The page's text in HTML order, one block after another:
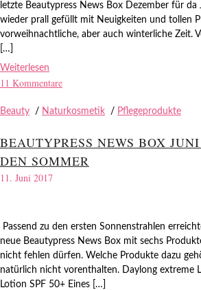
letzte Beautypress News Box Dezember für da
wieder prall gefüllt mit Neuigkeiten und tollen
vorweihnachtliche, aber auch winterliche Zeit.
[…]
Weiterlesen
11 Kommentare
Beauty / Naturkosmetik / Pflegeprodukte
BEAUTYPRESS NEWS BOX
DEN SOMMER
11. Juni 2017
Passend zu den ersten Sonnenstrahlen
neue Beautypress News Box mit sechs
nicht fehlen dürfen. Welche Produkte dazu
natürlich nicht vorenthalten. Daylong extreme
Lotion SPF 50+ Eines […]